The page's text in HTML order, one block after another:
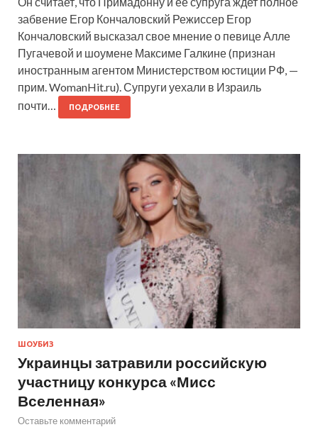
забвение Егор Кончаловский Режиссер Егор
Кончаловский высказал свое мнение о певице Алле
Пугачевой и шоумене Максиме Галкине (признан
иностранным агентом Министерством юстиции РФ, —
прим. WomanHit.ru). Супруги уехали в Израиль
почти…
ПОДРОБНЕЕ
ШОУБИЗ
Украинцы затравили российскую
участницу конкурса «Мисс
Вселенная»
Оставьте комментарий